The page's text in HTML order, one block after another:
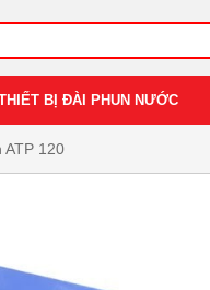
BỊ ĐÀI PHUN NƯỚC
ATP 120